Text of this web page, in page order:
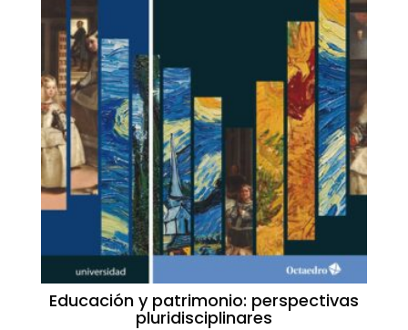
Educación y patrimonio: perspectivas
pluridisciplinares